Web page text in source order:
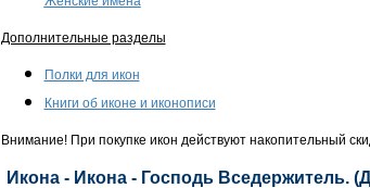
Дополнительные разделы
Полки для икон
Книги об иконе и иконописи
Внимание! При покупке икон действуют накопительный
Икона - Икона - Господь Вседержитель.